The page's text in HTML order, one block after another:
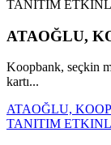
ATAOĞLU,
Koopbank, seçkin
kartı...
ATAOĞLU,
TANITIM